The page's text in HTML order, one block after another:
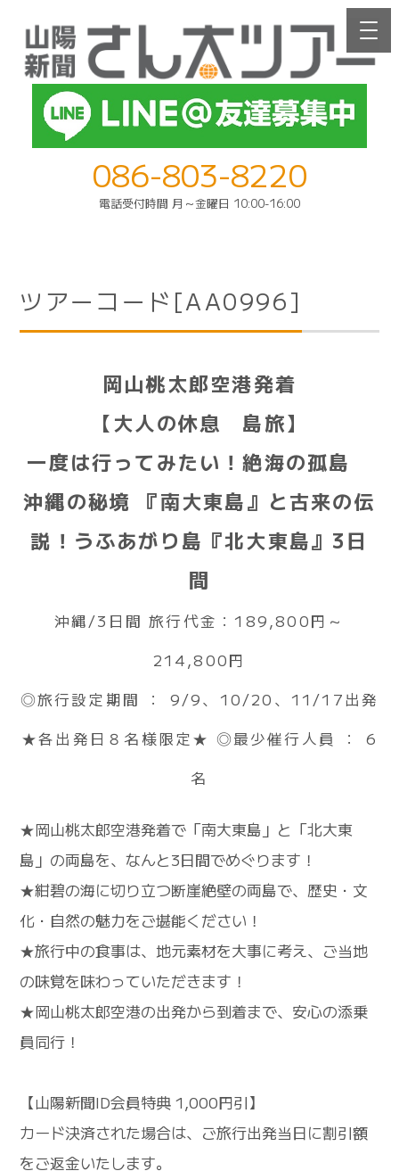
086-803-8220
電話受付時間 月～金曜日 10:00-16:00
ツアーコード[AA0996]
岡山桃太郎空港発着
【大人の休息 島旅】
一度は行ってみたい！絶海の孤島
沖縄の秘境 『南大東島』と古来の伝
説！うふあがり島『北大東島』3日
間
沖縄/3日間 旅行代金：189,800円～
214,800円
◎旅行設定期間 ： 9/9、10/20、11/17出発
★各出発日８名様限定★ ◎最少催行人員 ： 6
名
★岡山桃太郎空港発着で「南大東島」と「北大東
島」の両島を、なんと3日間でめぐります！
★紺碧の海に切り立つ断崖絶壁の両島で、歴史・文
化・自然の魅力をご堪能ください！
★旅行中の食事は、地元素材を大事に考え、ご当地
の味覚を味わっていただきます！
★岡山桃太郎空港の出発から到着まで、安心の添乗
員同行！
【山陽新聞ID会員特典 1,000円引】
カード決済された場合は、ご旅行出発当日に割引額
をご返金いたします。